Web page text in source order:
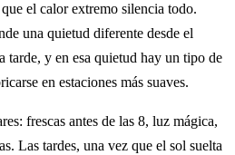
el calor extremo silencia todo.
una quietud diferente desde el
tarde, y en esa quietud hay un tipo de
en estaciones más suaves.
frescas antes de las 8, luz mágica,
Las tardes, una vez que el sol suelta